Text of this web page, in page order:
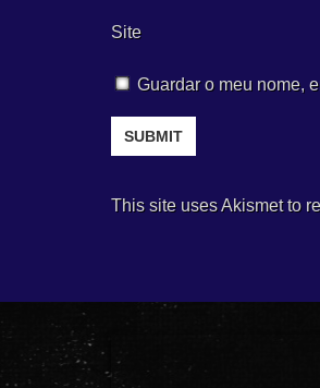
Site
Guardar o meu nome,
This site uses Akismet to